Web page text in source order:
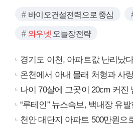
바이오건설전력으로 중심
와우넷 오늘장전략
경기도 이천, 아파트값 난리났
온천에서 아내 몰래 처형과 사
나이 70살에 그곳이 20cm 커진
“루테인” 뉴스속보, 백내장 유
천안 대단지 아파트 500만원으